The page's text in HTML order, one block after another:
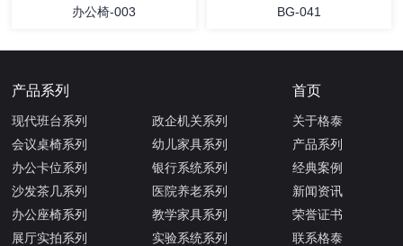
办公椅-003 BG-041
产品系列
现代班台系列
会议桌椅系列
办公卡位系列
沙发茶几系列
办公座椅系列
展厅实拍系列
政企机关系列
幼儿家具系列
银行系统系列
医院养老系列
教学家具系列
实验系统系列
首页
关于格泰
产品系列
经典案例
新闻资讯
荣誉证书
联系格泰